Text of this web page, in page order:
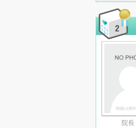
ホーム
ページ
動画
院長